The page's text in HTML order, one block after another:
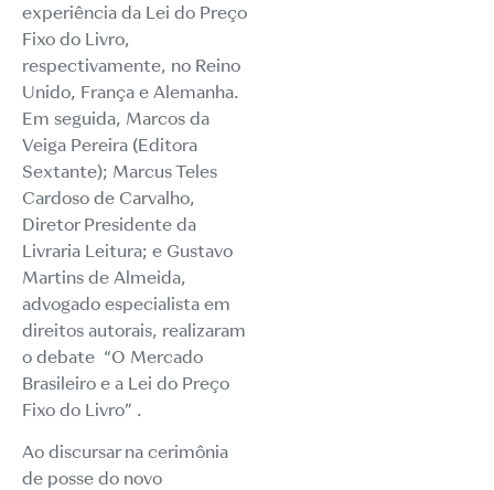
experiência da Lei do Preço
Fixo do Livro,
respectivamente, no Reino
Unido, França e Alemanha.
Em seguida, Marcos da
Veiga Pereira (Editora
Sextante); Marcus Teles
Cardoso de Carvalho,
Diretor Presidente da
Livraria Leitura; e Gustavo
Martins de Almeida,
advogado especialista em
direitos autorais, realizaram
o debate “O Mercado
Brasileiro e a Lei do Preço
Fixo do Livro” .
Ao discursar na cerimônia
de posse do novo